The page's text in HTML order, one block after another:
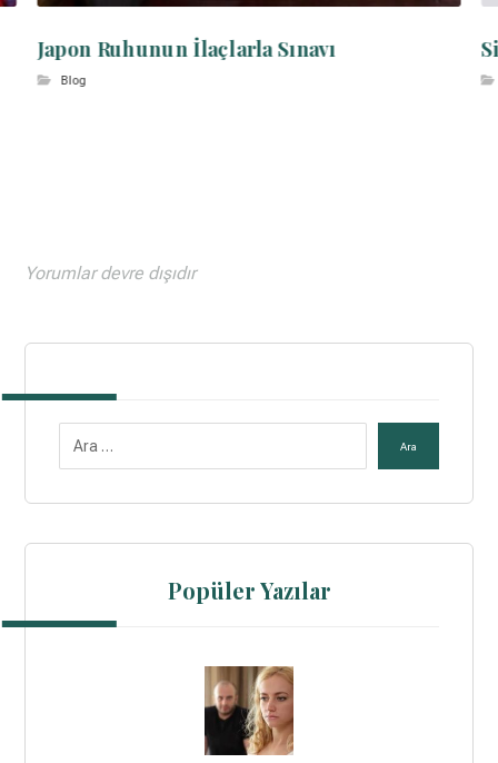
Japon Ruhunun İlaçlarla Sınavı
Blog
Yorumlar devre dışıdır
Ara
Popüler Yazılar